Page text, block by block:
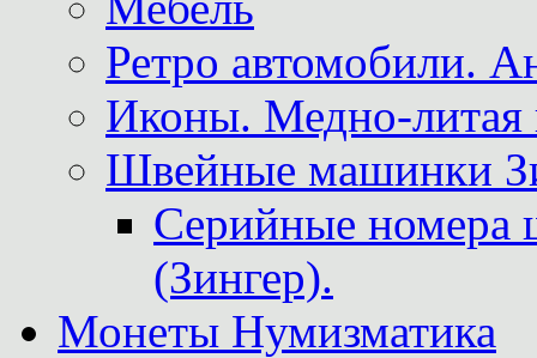
Ретро автомобили.
Иконы. Медно-литая
Швейные машинки
Серийные
(Зингер).
Монеты Нумизматика